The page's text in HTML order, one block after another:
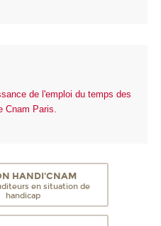
de l'emploi du temps des
Cnam Paris.
HANDI'CNAM
en situation de
handicap